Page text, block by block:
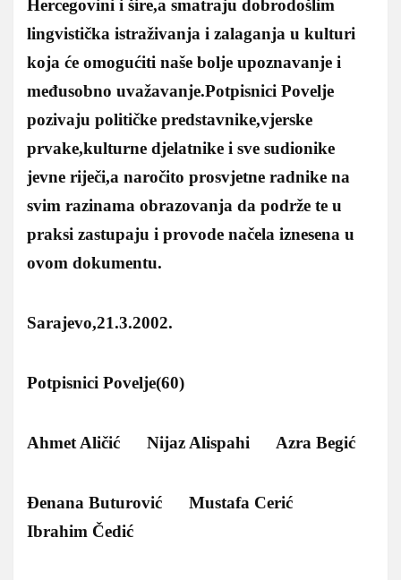
Hercegovini i šire,a smatraju dobrodošlim
lingvistička istraživanja i zalaganja u kulturi
koja će omogućiti naše bolje upoznavanje i
međusobno uvažavanje.Potpisnici Povelje
pozivaju političke predstavnike,vjerske
prvake,kulturne djelatnike i sve sudionike
jevne riječi,a naročito prosvjetne radnike na
svim razinama obrazovanja da podrže te u
praksi zastupaju i provode načela iznesena u
ovom dokumentu.
Sarajevo,21.3.2002.
Potpisnici Povelje(60)
Ahmet Aličić Nijaz Alispahi Azra Begić
Đenana Buturović Mustafa Cerić
Ibrahim Čedić